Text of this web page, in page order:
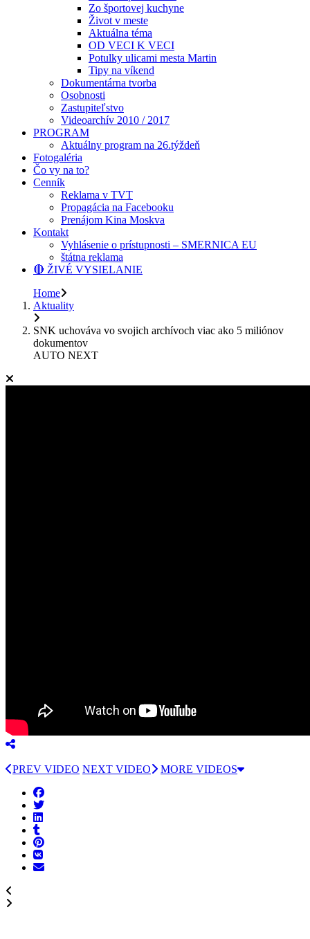
Zo športovej kuchyne
Život v meste
Aktuálna téma
OD VECI K VECI
Potulky ulicami mesta Martin
Tipy na víkend
Dokumentárna tvorba
Osobnosti
Zastupiteľstvo
Videoarchív 2010 / 2017
PROGRAM
Aktuálny program na 26.týždeň
Fotogaléria
Čo vy na to?
Cenník
Reklama v TVT
Propagácia na Facebooku
Prenájom Kina Moskva
Kontakt
Vyhlásenie o prístupnosti – SMERNICA EU
štátna reklama
🔴 ŽIVÉ VYSIELANIE
Home
Aktuality
SNK uchováva vo svojich archívoch viac ako 5 miliónov
dokumentov
AUTO NEXT
PREV VIDEO NEXT VIDEO MORE VIDEOS